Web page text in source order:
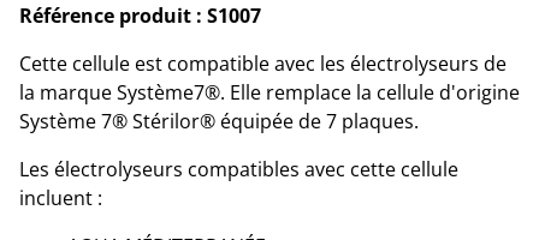
Référence produit : S1007
Cette cellule est compatible avec les électrolyseurs de
la marque Système7®. Elle remplace la cellule d'origine
Système 7® Stérilor® équipée de 7 plaques.
Les électrolyseurs compatibles avec cette cellule
incluent :